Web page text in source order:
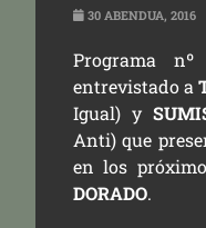
30 ABENDUA, 2016
Programa nº
entrevistado a
Igual) y
Anti) que
en los
DORADO.